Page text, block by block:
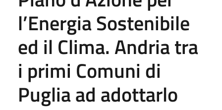
l’Energia Sostenibile
ed il Clima. Andria tra
i primi Comuni di
Puglia ad adottarlo